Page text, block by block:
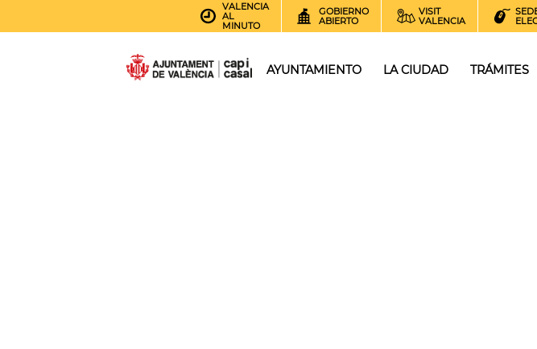
VALENCIA
AL
MINUTO
GOBIERNO
ABIERTO
VISIT
VALENCIA
AYUNTAMIENTO LA CIUDAD TRÁMITES